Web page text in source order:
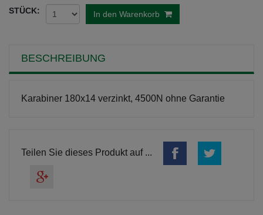
STÜCK: In den Warenkorb
BESCHREIBUNG
Karabiner 180x14 verzinkt, 4500N ohne Garantie
Teilen Sie dieses Produkt auf ...